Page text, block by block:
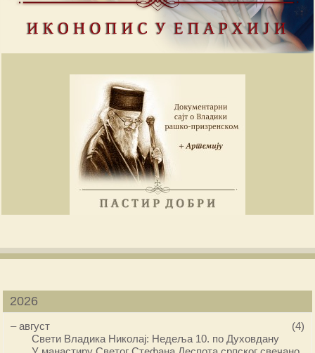
2026
–август
(4)
Свети Владика Николај: Недеља 10. по Духовдану